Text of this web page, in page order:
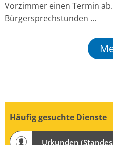
Vorzimmer einen Termin
Bürgersprechstunden ...
Häufig gesuchte Dienste
Urkunden